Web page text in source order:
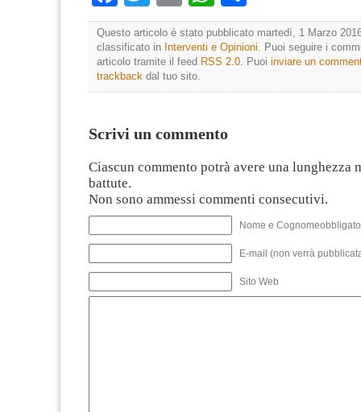
Questo articolo è stato pubblicato martedì, 1 Marzo
classificato in Interventi e Opinioni. Puoi seguire i
articolo tramite il feed RSS 2.0. Puoi inviare un
trackback dal tuo sito.
Scrivi un commento
Ciascun commento potrà avere una lunghezza
battute.
Non sono ammessi commenti consecutivi.
Nome e
E-mail (non verrà
Sito Web